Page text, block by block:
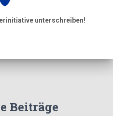
unterschreiben!
Beiträge